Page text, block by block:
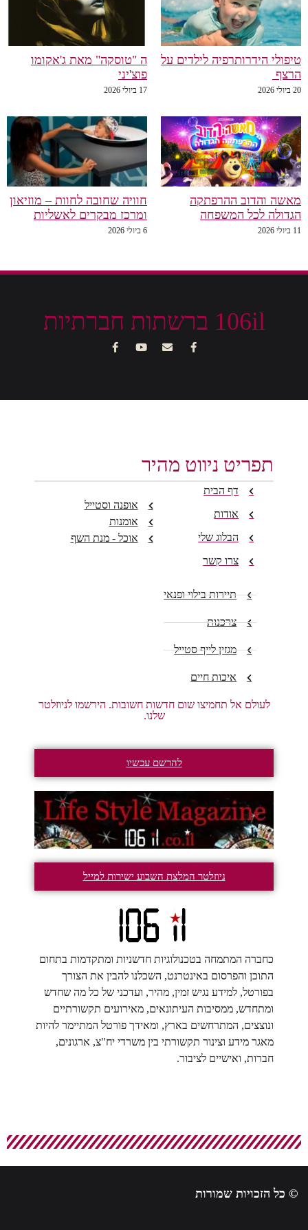
טיפולי הידרותרפיה לילדים על
הרצף
20 ביולי 2026
ה "טוסקה" מאת ג'אקומו
פוצ'יני
17 ביולי 2026
מאשה והדוב ההרפתקה
הגדולה לכל המשפחה
11 ביולי 2026
חוויה שחובה לחוות – מוזיאון
ומרכז מבקרים לאשליות
6 ביולי 2026
106il ברשתות חברתיות
תפריט ניווט מהיר
דף הבית
אודות
הבלוג שלי
צרו קשר
אופנה וסטייל
אומנות
אוכל - מנת השף
תיירות בילוי ופנאי
צרכנות
מגזין לייף סטייל
איכות חיים
לעולם אל תחמיצו שום חדשות חשובות. הירשמו לניוזלטר
שלנו.
להרשם עכשיו
ניוזלטר המלצת השבוע ישירות למייל
כחברה המתמחה בטכנולוגיות חדשניות ומתקדמות בתחום
התוכן והפרסום באינטרנט, השכלנו להבין את הצורך
בפורטל, למידע נגיש זמין, מהיר, ועדכני של כל מה שחדש
ומתחדש, ממסיבות העיתונאים, מאירועים תקשורתיים
ונוצצים, המתרחשים בארץ, ומאידך פורטל המתיימר להיות
מאגר מידע וצינור תקשורתי בין משרדי יח"צ, ארגונים,
חברות, ואישיים לציבור.
© כל הזכויות שמורות